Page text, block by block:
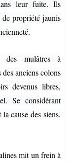
leur fuite. Ils
propriété jaunis
des mulâtres à
des anciens colons
devenus libres,
Se considérant
cause des siens,
mit un frein à